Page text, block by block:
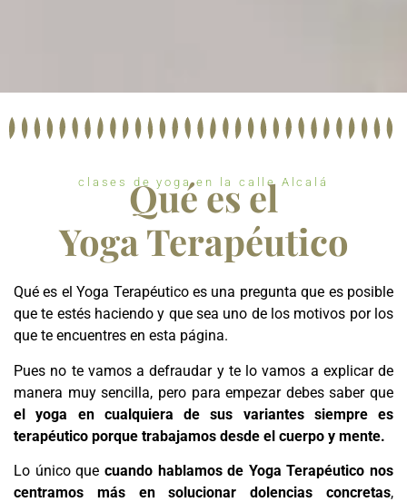
clases de yoga en la calle Alcalá
Qué es el
Yoga Terapéutico
Qué es el Yoga Terapéutico es una pregunta que es posible
que te estés haciendo y que sea uno de los motivos por los
que te encuentres en esta página.
Pues no te vamos a defraudar y te lo vamos a explicar de
manera muy sencilla, pero para empezar debes saber que
el yoga en cualquiera de sus variantes siempre es
terapéutico porque trabajamos desde el cuerpo y mente.
Lo único que cuando hablamos de Yoga Terapéutico nos
centramos más en solucionar dolencias concretas,